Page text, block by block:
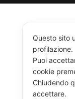
Questo sito
profilazione.
Puoi
cookie
Chiudendo
accettare.